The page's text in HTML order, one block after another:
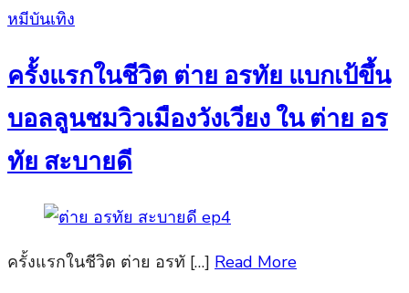
Posted
หมีบันเทิง
ครั้งแรกในชีวิต ต่าย อรทัย แบกเป้ขึ้น
บอลลูนชมวิวเมืองวังเวียง ใน ต่าย อร
ทัย สะบายดี
ครั้งแรกในชีวิต ต่าย อรทั […] Read More